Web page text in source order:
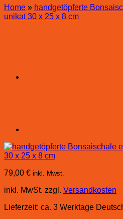
Home » handgetöpferte
unikat 30 x 25 x 8 cm
79,00 € inkl. Mwst.
inkl. MwSt. zzgl. Versandkosten
Lieferzeit: ca. 3 Werktage